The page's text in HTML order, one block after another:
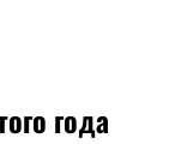
года